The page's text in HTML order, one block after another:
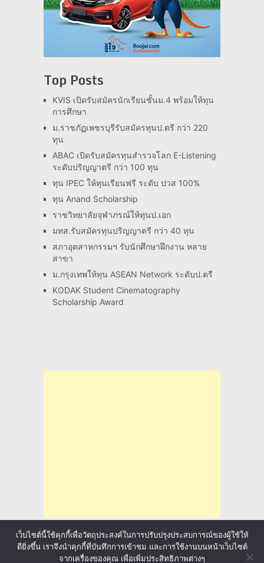
Top Posts
KVIS เปิดรับสมัครนักเรียนชั้นม.4 พร้อมให้ทุน
การศึกษา
ม.ราชภัฏเพชรบุรีรับสมัครทุนป.ตรี กว่า 220
ทุน
ABAC เปิดรับสมัครทุนสำรวจโลก E-Listening
ระดับปริญญาตรี กว่า 100 ทุน
ทุน IPEC ให้ทุนเรียนฟรี ระดับ ปวส 100%
ทุน Anand Scholarship
ราชวิทยาลัยจุฬาภรณ์ให้ทุนป.เอก
มทส.รับสมัครทุนปริญญาตรี กว่า 40 ทุน
สภาอุตสาหกรรมฯ รับนักศึกษาฝึกงาน หลาย
สาขา
ม.กรุงเทพให้ทุน ASEAN Network ระดับป.ตรี
KODAK Student Cinematography
Scholarship Award
เว็บไซต์นี้ใช้คุกกี้เพื่อวัตถุประสงค์ในการปรับปรุงประสบการณ์ของผู้ใช้ให้
ดียิ่งขึ้น เราจึงนำคุกกี้ที่บันทึกการเข้าชม และการใช้งานบนหน้าเว็บไซต์
จากเครื่องของคุณ เพื่อเพิ่มประสิทธิภาพต่างๆ